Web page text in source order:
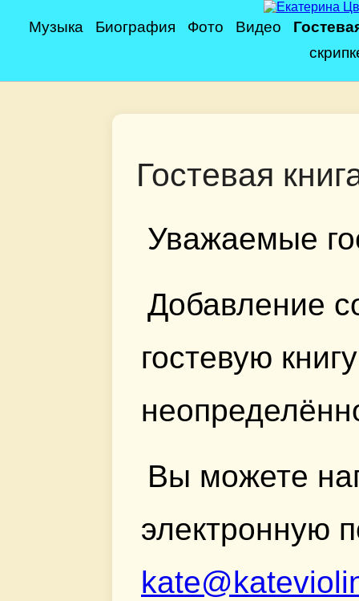
Музыка Биография Фото Видео
Гостевая
Уважаемые
Добавление
гостевую
Вы можете
электронную